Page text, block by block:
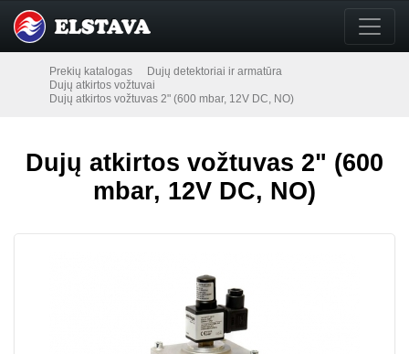
Prekių katalogas
Dujų detektoriai ir armatūra
Dujų atkirtos vožtuvai
Dujų atkirtos vožtuvas 2" (600 mbar, 12V DC, NO)
Dujų atkirtos vožtuvas 2" (600
mbar, 12V DC, NO)